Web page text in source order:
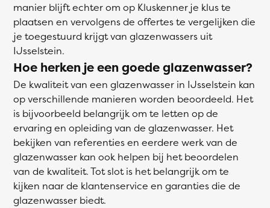
manier blijft echter om op Kluskenner je klus te
plaatsen en vervolgens de offertes te vergelijken die
je toegestuurd krijgt van glazenwassers uit
IJsselstein.
Hoe herken je een goede glazenwasser?
De kwaliteit van een glazenwasser in IJsselstein kan
op verschillende manieren worden beoordeeld. Het
is bijvoorbeeld belangrijk om te letten op de
ervaring en opleiding van de glazenwasser. Het
bekijken van referenties en eerdere werk van de
glazenwasser kan ook helpen bij het beoordelen
van de kwaliteit. Tot slot is het belangrijk om te
kijken naar de klantenservice en garanties die de
glazenwasser biedt.